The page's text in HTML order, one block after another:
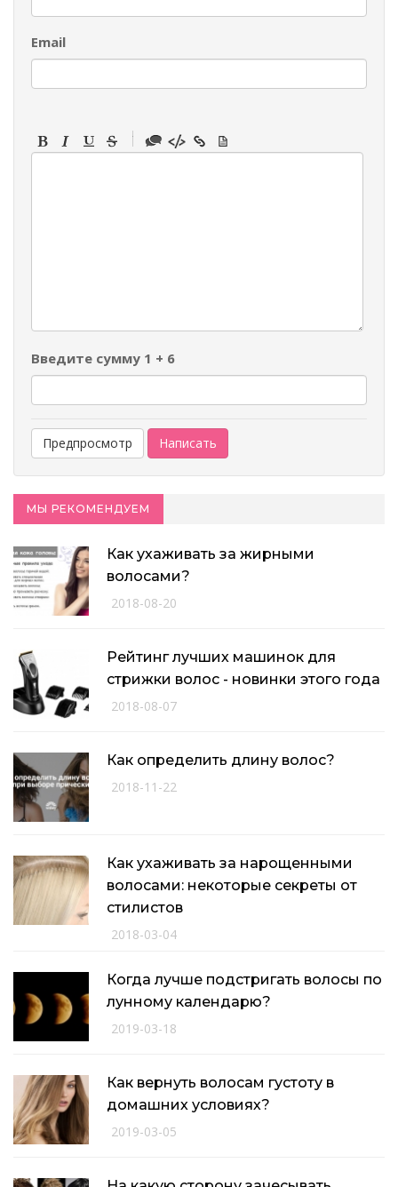
Email
-
-
Введите сумму 1 + 6
МЫ РЕКОМЕНДУЕМ
Как ухаживать за жирными
волосами?
2018-08-20
Рейтинг лучших машинок для
стрижки волос - новинки этого года
2018-08-07
Как определить длину волос?
2018-11-22
Как ухаживать за нарощенными
волосами: некоторые секреты от
стилистов
2018-03-04
Когда лучше подстригать волосы по
лунному календарю?
2019-03-18
Как вернуть волосам густоту в
домашних условиях?
2019-03-05